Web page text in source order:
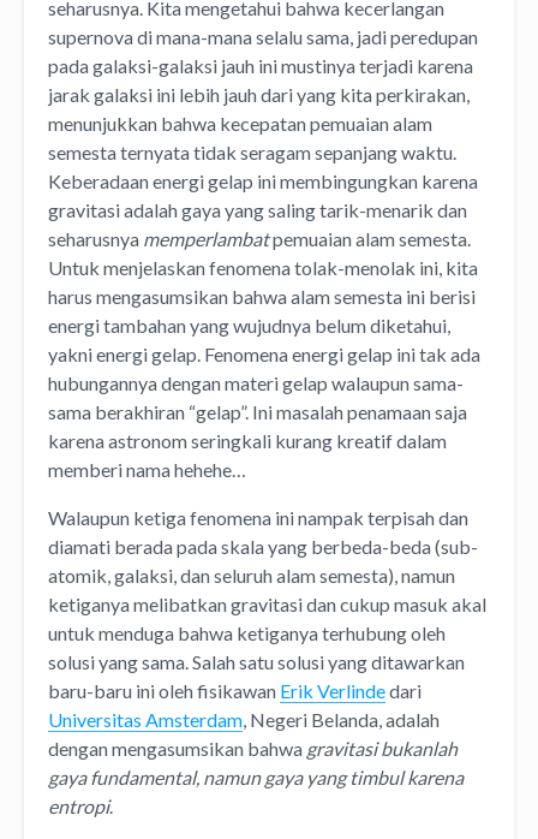
seharusnya. Kita mengetahui bahwa kecerlangan
supernova di mana-mana selalu sama, jadi peredupan
pada galaksi-galaksi jauh ini mustinya terjadi karena
jarak galaksi ini lebih jauh dari yang kita perkirakan,
menunjukkan bahwa kecepatan pemuaian alam
semesta ternyata tidak seragam sepanjang waktu.
Keberadaan energi gelap ini membingungkan karena
gravitasi adalah gaya yang saling tarik-menarik dan
seharusnya memperlambatpemuaian alam semesta.
Untuk menjelaskan fenomena tolak-menolak ini, kita
harus mengasumsikan bahwa alam semesta ini berisi
energi tambahan yang wujudnya belum diketahui,
yakni energi gelap. Fenomena energi gelap ini tak ada
hubungannya dengan materi gelap walaupun sama-
sama berakhiran “gelap”. Ini masalah penamaan saja
karena astronom seringkali kurang kreatif dalam
memberi nama hehehe…
Walaupun ketiga fenomena ini nampak terpisah dan
diamati berada pada skala yang berbeda-beda (sub-
atomik, galaksi, dan seluruh alam semesta), namun
ketiganya melibatkan gravitasi dan cukup masuk akal
untuk menduga bahwa ketiganya terhubung oleh
solusi yang sama. Salah satu solusi yang ditawarkan
baru-baru ini oleh fisikawan Erik Verlindedari
Universitas Amsterdam, Negeri Belanda, adalah
dengan mengasumsikan bahwa gravitasi bukanlah
gaya fundamental, namun gaya yang timbul karena
entropi.